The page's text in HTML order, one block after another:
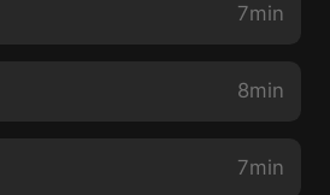
7min
8min
7min